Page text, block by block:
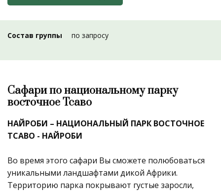
Состав группы по запросу
Сафари по национальному парку
восточное Тсаво
НАЙРОБИ – НАЦИОНАЛЬНЫЙ ПАРК ВОСТОЧНОЕ
ТСАВО - НАЙРОБИ
Во время этого сафари Вы сможете полюбоваться
уникальными ландшафтами дикой Африки.
Территорию парка покрывают густые заросли,